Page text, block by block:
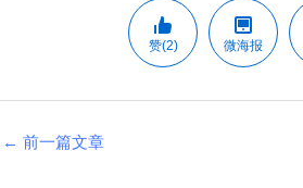
赞(2) 微海报
← 前一篇文章